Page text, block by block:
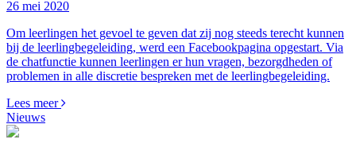
26 mei 2020
Om leerlingen het gevoel te geven dat zij nog steeds terecht kunnen
bij de leerlingbegeleiding, werd een Facebookpagina opgestart. Via
de chatfunctie kunnen leerlingen er hun vragen, bezorgdheden of
problemen in alle discretie bespreken met de leerlingbegeleiding.
Lees meer
Nieuws